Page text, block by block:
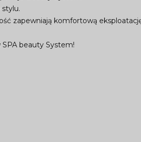
zapewniają komfortową
beauty System!